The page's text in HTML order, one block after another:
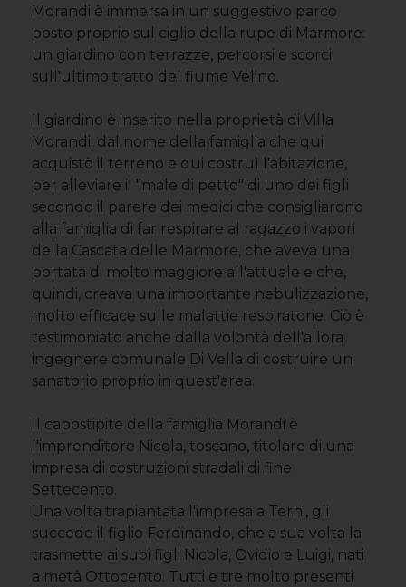
Morandi è immersa in un suggestivo parco
posto proprio sul ciglio della rupe di Marmore:
un giardino con terrazze, percorsi e scorci
sull'ultimo tratto del fiume Velino.
Il giardino è inserito nella proprietà di Villa
Morandi, dal nome della famiglia che qui
acquistò il terreno e qui costruì l'abitazione,
per alleviare il "male di petto" di uno dei figli
secondo il parere dei medici che consigliarono
alla famiglia di far respirare al ragazzo i vapori
della Cascata delle Marmore, che aveva una
portata di molto maggiore all'attuale e che,
quindi, creava una importante nebulizzazione,
molto efficace sulle malattie respiratorie. Ciò è
testimoniato anche dalla volontà dell'allora
ingegnere comunale Di Vella di costruire un
sanatorio proprio in quest'area.
Il capostipite della famiglia Morandi è
l'imprenditore Nicola, toscano, titolare di una
impresa di costruzioni stradali di fine
Settecento.
Una volta trapiantata l'impresa a Terni, gli
succede il figlio Ferdinando, che a sua volta la
trasmette ai suoi figli Nicola, Ovidio e Luigi, nati
a metà Ottocento. Tutti e tre molto presenti